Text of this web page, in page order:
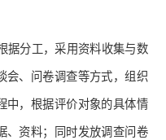
据分工，采用资料收集与数
会、问卷调查等方式，组织
中，根据评价对象的具体情
、资料；同时发放调查问卷